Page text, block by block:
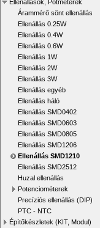
Ellenállások, Potméterek
Árammérő sönt ellenállás
Ellenállás 0.25W
Ellenállás 0.4W
Ellenállás 0.6W
Ellenállás 1W
Ellenállás 2W
Ellenállás 3W
Ellenállás egyéb
Ellenállás háló
Ellenállás SMD0402
Ellenállás SMD0603
Ellenállás SMD0805
Ellenállás SMD1206
Ellenállás SMD1210
Ellenállás SMD2512
Huzal ellenállás
Potenciométerek
Precíziós ellenállás (DIP)
PTC - NTC
Építőkészletek (KIT, Modul)